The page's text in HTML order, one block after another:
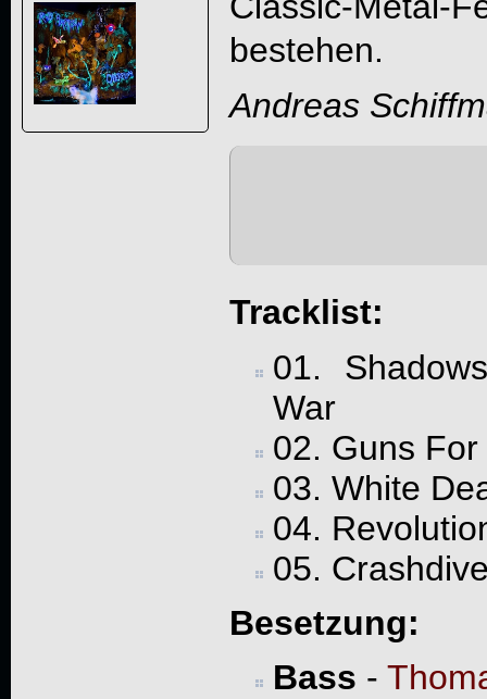
bestehen.
Andreas
Tracklist:
01.
War
02. Guns For
03. White
04.
05.
Besetzung:
Bass -